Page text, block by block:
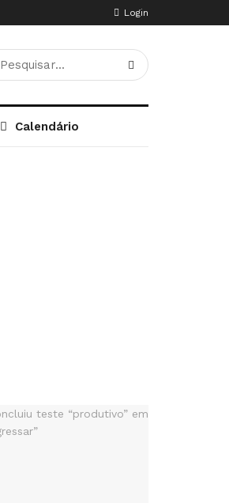
Login
Calendário